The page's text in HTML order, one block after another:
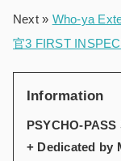
Next » Who-ya
官3 FIRST
Information
PSYCHO-
+ Dedicated by